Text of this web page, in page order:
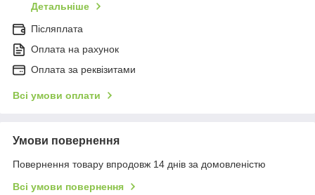
Детальніше
Післяплата
Оплата на рахунок
Оплата за реквізитами
Всі умови оплати
Умови повернення
Повернення товару впродовж 14 днів за домовленістю
Всі умови повернення